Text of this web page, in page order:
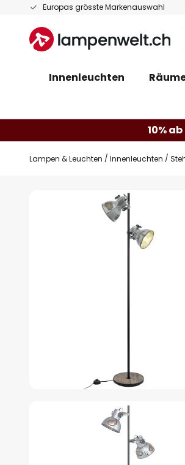
Europas grösste Markenauswahl
Zum
springen
Innenleuchten
10%
Lampen & Leuchten Innenleuchten